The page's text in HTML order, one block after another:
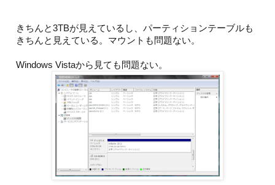
きちんと3TBが見えているし、パーティションテーブルも
きちんと見えている。マウントも問題ない。
Windows Vistaから見ても問題ない。